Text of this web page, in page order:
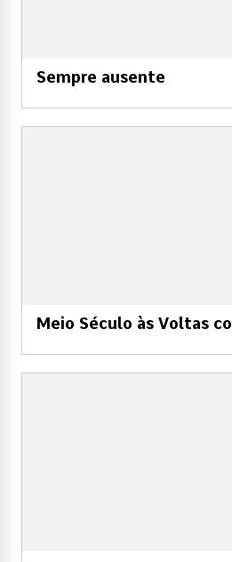
Sempre ausente
Meio Século às Voltas